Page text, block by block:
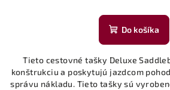
Do košíka
Tieto cestovné tašky Deluxe
konštrukciu a poskytujú jazdcom
správu nákladu. Tieto tašky sú